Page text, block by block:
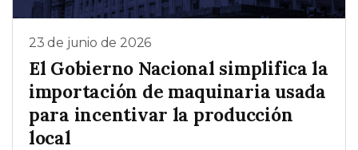
23 de junio de 2026
El Gobierno Nacional simplifica la
importación de maquinaria usada
para incentivar la producción
local